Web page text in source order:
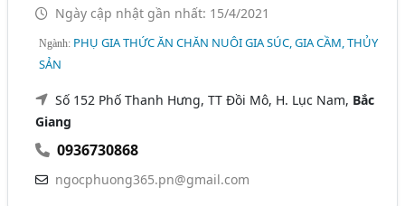
Ngày cập nhật gần nhất: 15/4/2021
Ngành: PHỤ GIA THỨC ĂN CHĂN NUÔI GIA SÚC, GIA CẦM, THỦY
SẢN
Số 152 Phố Thanh Hưng, TT Đồi Mô, H. Lục Nam, Bắc
Giang
0936730868
ngocphuong365.pn@gmail.com